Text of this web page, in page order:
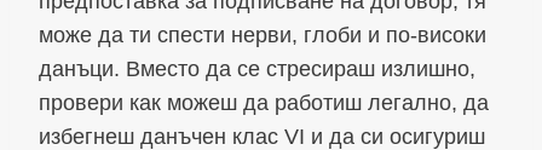
може да ти спести нерви, глоби и по-високи
данъци. Вместо да се стресираш излишно,
провери как можеш да работиш легално, да
избегнеш данъчен клас VI и да си осигуриш